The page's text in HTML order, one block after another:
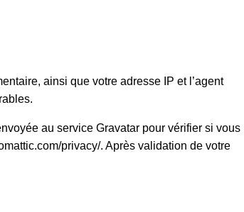
ainsi que votre adresse IP et l’agent
au service Gravatar pour vérifier si vous
privacy/. Après validation de votre